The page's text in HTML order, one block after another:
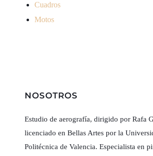
Cuadros
Motos
NOSOTROS
Estudio de aerografía, dirigido por Rafa
licenciado en Bellas Artes por la
Politécnica de Valencia. Especialista en